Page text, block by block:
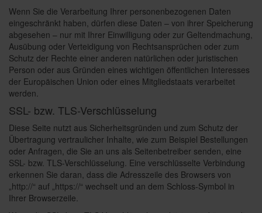
Wenn Sie die Verarbeitung Ihrer personenbezogenen Daten
eingeschränkt haben, dürfen diese Daten – von ihrer Speicherung
abgesehen – nur mit Ihrer Einwilligung oder zur Geltendmachung,
Ausübung oder Verteidigung von Rechtsansprüchen oder zum
Schutz der Rechte einer anderen natürlichen oder juristischen
Person oder aus Gründen eines wichtigen öffentlichen Interesses
der Europäischen Union oder eines Mitgliedstaats verarbeitet
werden.
SSL- bzw. TLS-Verschlüsselung
Diese Seite nutzt aus Sicherheitsgründen und zum Schutz der
Übertragung vertraulicher Inhalte, wie zum Beispiel Bestellungen
oder Anfragen, die Sie an uns als Seitenbetreiber senden, eine
SSL- bzw. TLS-Verschlüsselung. Eine verschlüsselte Verbindung
erkennen Sie daran, dass die Adresszeile des Browsers von
„http://“ auf „https://“ wechselt und an dem Schloss-Symbol in
Ihrer Browserzeile.